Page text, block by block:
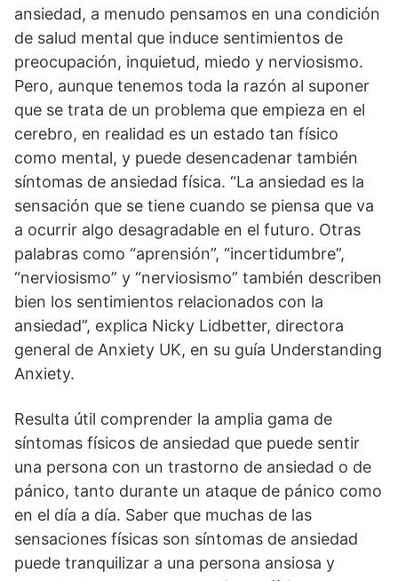
ansiedad, a menudo pensamos en una condición
de salud mental que induce sentimientos de
preocupación, inquietud, miedo y nerviosismo.
Pero, aunque tenemos toda la razón al suponer
que se trata de un problema que empieza en el
cerebro, en realidad es un estado tan físico
como mental, y puede desencadenar también
síntomas de ansiedad física. “La ansiedad es la
sensación que se tiene cuando se piensa que va
a ocurrir algo desagradable en el futuro. Otras
palabras como “aprensión”, “incertidumbre”,
“nerviosismo” y “nerviosismo” también describen
bien los sentimientos relacionados con la
ansiedad”, explica Nicky Lidbetter, directora
general de Anxiety UK, en su guía Understanding
Anxiety.
Resulta útil comprender la amplia gama de
síntomas físicos de ansiedad que puede sentir
una persona con un trastorno de ansiedad o de
pánico, tanto durante un ataque de pánico como
en el día a día. Saber que muchas de las
sensaciones físicas son síntomas de ansiedad
puede tranquilizar a una persona ansiosa y